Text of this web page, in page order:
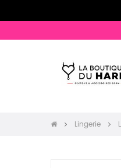
Lingerie